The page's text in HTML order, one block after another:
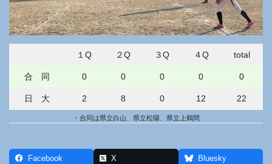
１Q ２Q ３Q ４Q total
合 同 0 0 0 0 0
日 大 2 8 0 12 22
・合同は県立白山、県立松陽、県立上鶴間
Facebook X Bluesky